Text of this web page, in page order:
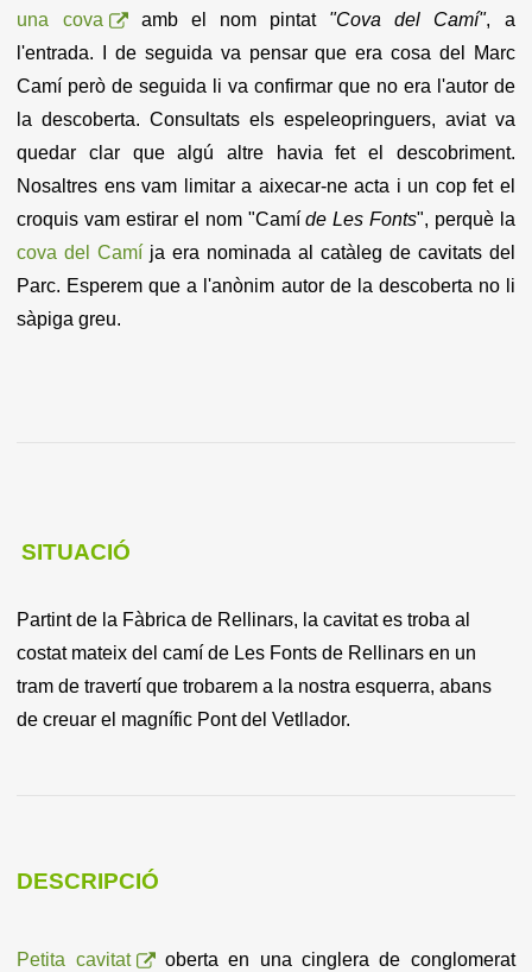
una cova
amb el nom pintat "Cova del Camí", a
l'entrada. I de seguida va pensar que era cosa del Marc
Camí però de seguida li va confirmar que no era l'autor de
la descoberta. Consultats els espeleopringuers, aviat va
quedar clar que algú altre havia fet el descobriment.
Nosaltres ens vam limitar a aixecar-ne acta i un cop fet el
croquis vam estirar el nom "Camíde Les Fonts", perquè la
cova del Camí ja era nominada al catàleg de cavitats del
Parc. Esperem que a l'anònim autor de la descoberta no li
sàpiga greu.
SITUACIÓ
Partint de la Fàbrica de Rellinars, la cavitat es troba al
costat mateix del camí de Les Fonts de Rellinars en un
tram de travertí que trobarem a la nostra esquerra, abans
de creuar el magnífic Pont del Vetllador.
DESCRIPCIÓ
Petita cavitat
oberta en una cinglera de conglomerat